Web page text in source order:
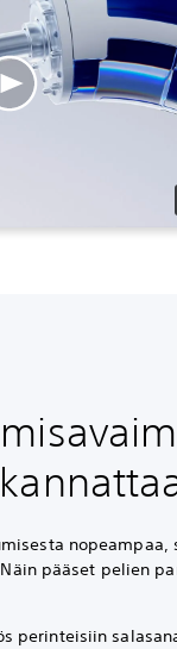
nopeampaa,
pääset pelien
perinteisiin